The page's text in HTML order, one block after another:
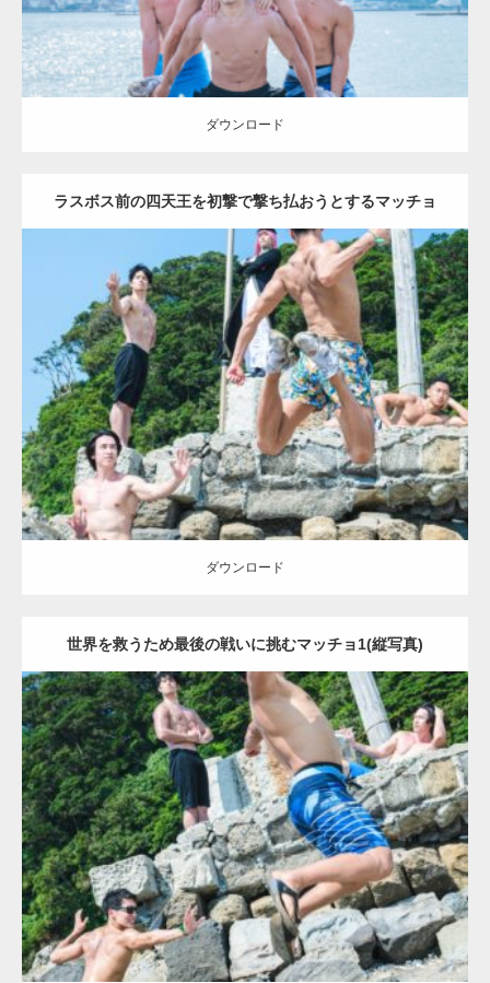
ダウンロード
ラスボス前の四天王を初撃で撃ち払おうとするマッチョ
(縦写真)
Update: 2023.09.6
Category:海のマッチョ2 inori AKIHITO(細マッチョ) SOSUKE
外資系
筋肉 背中 闘うマッチョ
ダウンロード
ダウンロード
世界を救うため最後の戦いに挑むマッチョ1(縦写真)
Update:2021.07.7
Category:海のマッチョ2 inori AKIHITO(細マッチョ) SOSUKE 外資系
筋肉 闘うマッチョ
ダウンロード